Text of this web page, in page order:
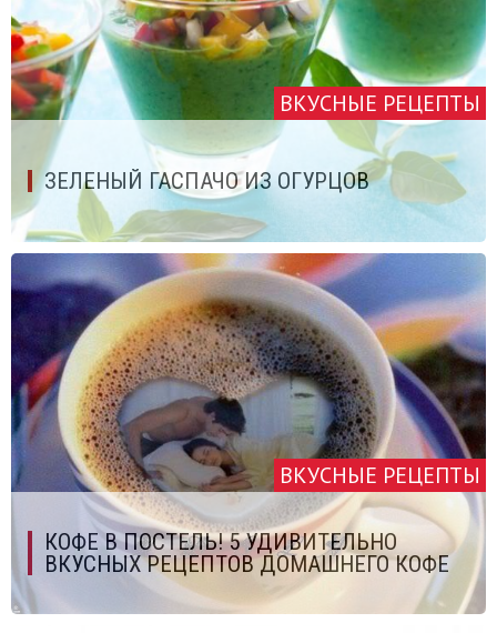
ВКУСНЫЕ РЕЦЕПТЫ
ЗЕЛЕНЫЙ ГАСПАЧО ИЗ ОГУРЦОВ
ВКУСНЫЕ РЕЦЕПТЫ
КОФЕ В ПОСТЕЛЬ! 5 УДИВИТЕЛЬНО
ВКУСНЫХ РЕЦЕПТОВ ДОМАШНЕГО КОФЕ